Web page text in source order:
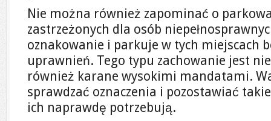
Nie można również zapominać o
zastrzeżonych dla osób
oznakowanie i parkuje w tych miejscach
uprawnień. Tego typu zachowanie jest
również karane wysokimi mandatami.
sprawdzać oznaczenia i pozostawiać
ich naprawdę potrzebują.